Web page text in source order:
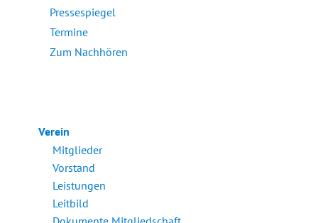
Pressespiegel
Termine
Zum Nachhören
Verein
Mitglieder
Vorstand
Leistungen
Leitbild